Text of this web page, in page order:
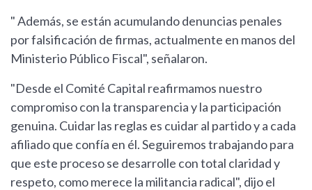
" Además, se están acumulando denuncias penales
por falsificación de firmas, actualmente en manos del
Ministerio Público Fiscal", señalaron.
"Desde el Comité Capital reafirmamos nuestro
compromiso con la transparencia y la participación
genuina. Cuidar las reglas es cuidar al partido y a cada
afiliado que confía en él. Seguiremos trabajando para
que este proceso se desarrolle con total claridad y
respeto, como merece la militancia radical", dijo el